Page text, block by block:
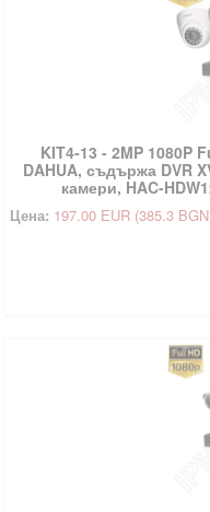
KIT4-13 - 2MP 1080P
DAHUA, съдържа DVR
камери, HAC-
Цена: 197.00 EUR (385.3